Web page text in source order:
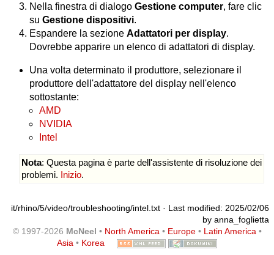
Nella finestra di dialogo Gestione computer, fare clic
su Gestione dispositivi.
Espandere la sezione Adattatori per display.
Dovrebbe apparire un elenco di adattatori di display.
Una volta determinato il produttore, selezionare il
produttore dell'adattatore del display nell'elenco
sottostante:
AMD
NVIDIA
Intel
Nota: Questa pagina è parte dell'assistente di risoluzione dei
problemi.
Inizio.
it/rhino/5/video/troubleshooting/intel.txt · Last modified: 2025/02/06
by anna_foglietta
© 1997-2026 McNeel • North America • Europe• Latin America •
Asia • Korea